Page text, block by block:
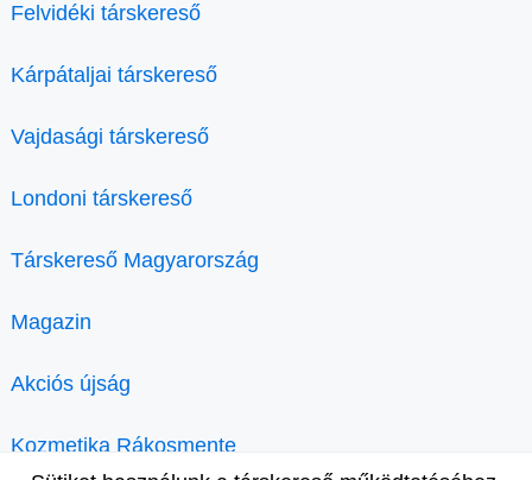
Felvidéki társkereső
Kárpátaljai társkereső
Vajdasági társkereső
Londoni társkereső
Társkereső Magyarország
Magazin
Akciós újság
Kozmetika Rákosmente